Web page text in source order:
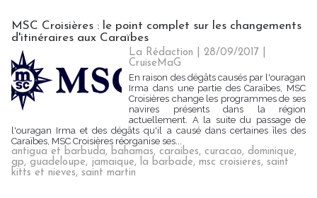
MSC Croisières : le point complet sur les changements
d'itinéraires aux Caraïbes
La Rédaction | 28/09/2017
CruiseMaG
En raison des dégâts causés par l'ouragan
Irma dans une partie des Caraïbes, MSC
Croisières change les programmes de ses
navires présents dans la région
actuellement. A la suite du passage de
l'ouragan Irma et des dégâts qu'il a causé dans certaines îles des
Caraïbes, MSC Croisières réorganise ses...
antigua et barbuda, bahamas, caraibes, curacao, dominique,
gp, guadeloupe, jamaique, la barbade, msc croisieres, saint
kitts et nieves, saint martin